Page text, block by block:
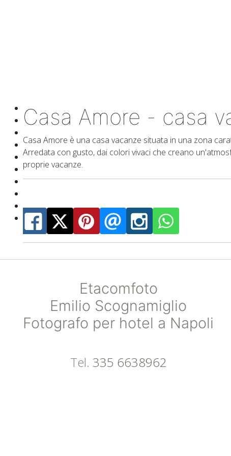
Casa Amore - casa
Casa Amore è una casa vacanze situata in una zona
Arredata con gusto, dai colori vivaci che creano
proprie vacanze.
Etacomfoto
Emilio Scognamiglio
Fotografo per hotel a Napoli
Tel. 335 6638962